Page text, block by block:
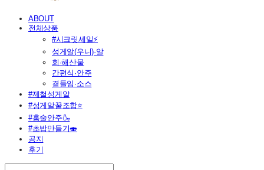
ABOUT
전체상품
#시크릿세일⚡
성게알(우니)·알
회·해산물
간편식·안주
곁들임·소스
#제철성게알
#성게알꿀조합⭐
#홈술안주🍶
#초밥만들기🍣
공지
후기